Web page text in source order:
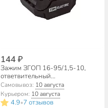
144 ₽
Зажим ЗГОП 16-95/1,5-10,
ответвительный
прокалывающий, P6, P616,
SLIW11.1, TTD 051, TDM
Electric, SQ0412-0001
Самовывоз: 10 августа
Курьером: 10 августа
4.9•7 отзывов